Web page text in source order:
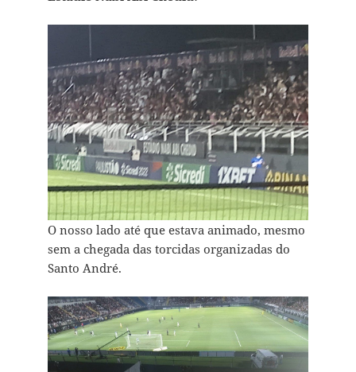
O nosso lado até que estava animado, mesmo
sem a chegada das torcidas organizadas do
Santo André.